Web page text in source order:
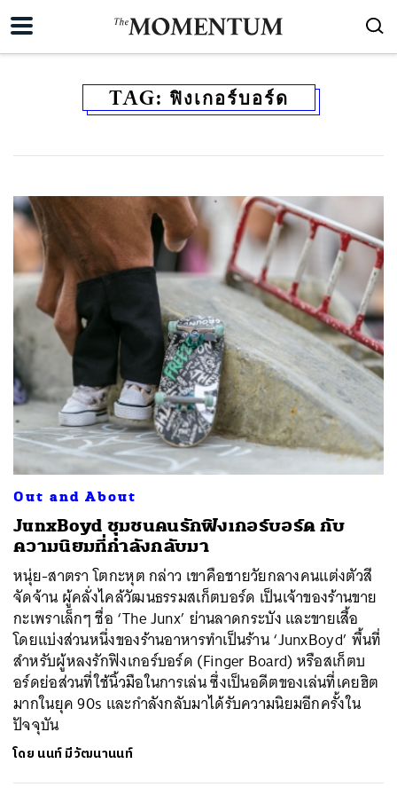
TAG: ฟิงเกอร์บอร์ด
Out and About
JunxBoyd ชุมชนคนรักฟิงเกอร์บอร์ด กับ
ความนิยมที่กำลังกลับมา
หนุ่ย-สาตรา โตกะหุต กล่าว เขาคือชายวัยกลางคนแต่งตัวสี
จัดจ้าน ผู้คลั่งไคล้วัฒนธรรมสเก็ตบอร์ด เป็นเจ้าของร้านขาย
กะเพราเล็กๆ ชื่อ ‘The Junx’ ย่านลาดกระบัง และขายเสื้อ
โดยแบ่งส่วนหนึ่งของร้านอาหารทำเป็นร้าน ‘JunxBoyd’ พื้นที่
สำหรับผู้หลงรักฟิงเกอร์บอร์ด (Finger Board) หรือสเก็ตบ
อร์ดย่อส่วนที่ใช้นิ้วมือในการเล่น ซึ่งเป็นอดีตของเล่นที่เคยฮิต
มากในยุค 90s และกำลังกลับมาได้รับความนิยมอีกครั้งใน
ปัจจุบัน
โดย นนท์ มีวัฒนานนท์
ค้นหา